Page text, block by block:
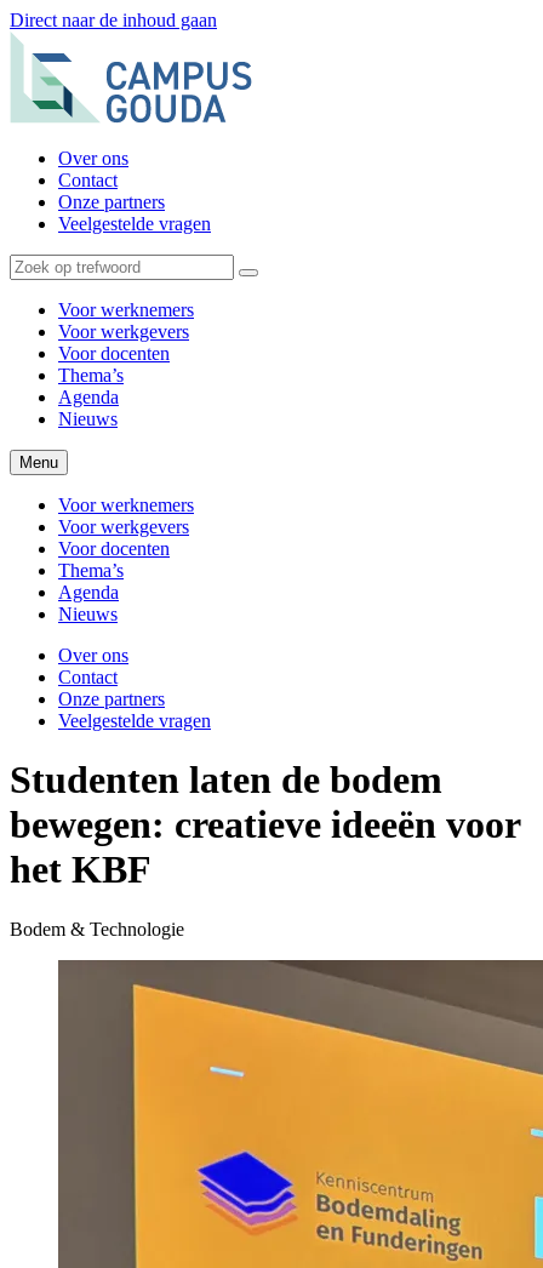
Direct naar de inhoud gaan
Over ons
Contact
Onze partners
Veelgestelde vragen
Voor werknemers
Voor werkgevers
Voor docenten
Thema’s
Agenda
Nieuws
Menu
Voor werknemers
Voor werkgevers
Voor docenten
Thema’s
Agenda
Nieuws
Over ons
Contact
Onze partners
Veelgestelde vragen
Studenten laten de bodem
bewegen: creatieve ideeën voor
het KBF
Bodem & Technologie